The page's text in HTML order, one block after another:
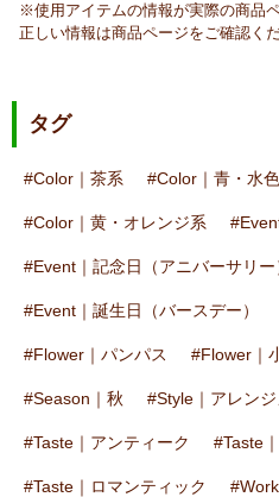
※使用アイテムの情報が実際の商品
正しい情報は商品ページをご確認く
タグ
Color｜茶系 Color｜青・水
Color｜黄・オレンジ系
Event｜記念日（アニバーサリー
Event｜誕生日（バースデー）
Flower｜パンパス Flower｜
Season｜秋 Style｜アレンジ
Taste｜アンティーク Taste
Taste｜ロマンティック